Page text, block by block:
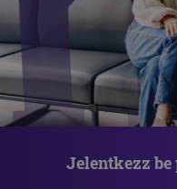
Jelentkezz